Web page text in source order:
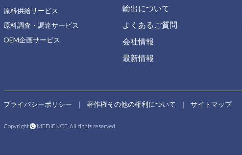
原料供給サービス
原料調査・調達サービス
OEM企画サービス
輸出について
よくあるご質問
会社情報
最新情報
プライバシーポリシー ｜ 著作権その他の権利について ｜ サイトマップ
Copyright MEDIENCE, All rights reserved.